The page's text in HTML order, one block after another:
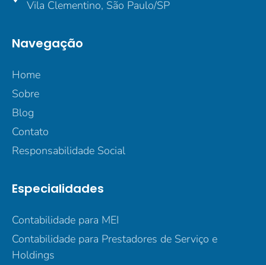
Vila Clementino, São Paulo/SP
Navegação
Home
Sobre
Blog
Contato
Responsabilidade Social
Especialidades
Contabilidade para MEI
Contabilidade para Prestadores de Serviço e
Holdings